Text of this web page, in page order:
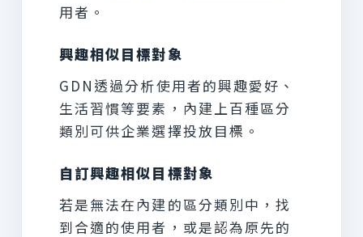
用者。
興趣相似目標對象
GDN透過分析使用者的興趣愛好、
生活習慣等要素，內建上百種區分
類別可供企業選擇投放目標。
自訂興趣相似目標對象
若是無法在內建的區分類別中，找
到合適的使用者，或是認為原先的